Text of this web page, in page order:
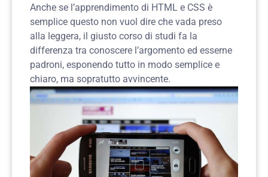
Anche se l’apprendimento di HTML e CSS è
semplice questo non vuol dire che vada preso
alla leggera, il giusto corso di studi fa la
differenza tra conoscere l’argomento ed esserne
padroni, esponendo tutto in modo semplice e
chiaro, ma sopratutto avvincente.